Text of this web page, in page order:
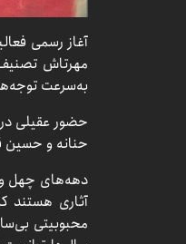
مهرتاش
به‌سرعت
حنانه و حسین
دهه‌های چهل و
آثاری هستند
محبوبیتی